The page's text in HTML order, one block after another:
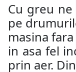
Cu greu
pe
masina
in asa fel
prin aer.